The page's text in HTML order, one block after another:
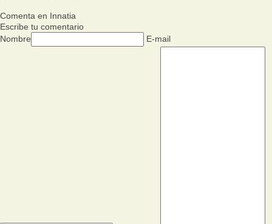
Comenta en Innatia
Escribe tu comentario
Nombre
E-mail